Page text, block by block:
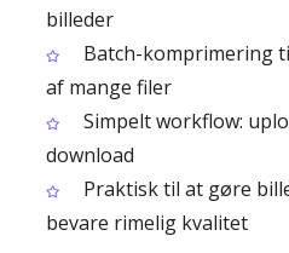
billeder
Batch-komprimering
af mange filer
Simpelt workflow:
download
Praktisk til at gøre
bevare rimelig kvalitet